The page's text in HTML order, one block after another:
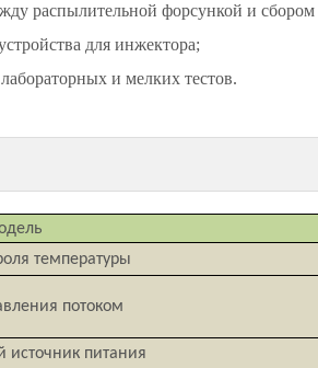
распылительной форсункой и
для инжектора;
и мелких тестов.
температуры
потоком
источник питания